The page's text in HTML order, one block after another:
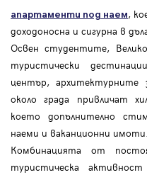
апартаменти под наем,
доходоносна и сигурна в
Освен студентите,
туристически
център, архитектурните
около града привличат
което допълнително
наеми и ваканционни имоти.
Комбинацията от
туристическа